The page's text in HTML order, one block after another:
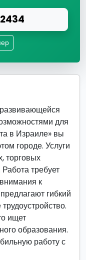
для
в Израиле» вы
городе. Услуги
торговых
требует
к
гибкий
ищет
образования.
работу с